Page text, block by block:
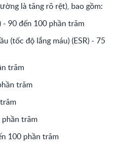
là tăng rõ rệt), bao gồm:
- 90 đến 100 phần trăm
(tốc độ lắng máu) (ESR) - 75
trăm
trăm
trăm
100 phần trăm